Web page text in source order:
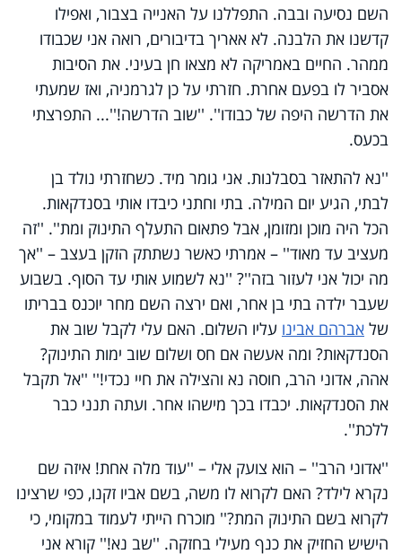
השם נסיעה ובבה. התפללנו על האנייה בצבור, ואפילו
קדשנו את הלבנה. לא אאריך בדיבורים, רואה אני שכבודו
ממהר. החיים באמריקה לא מצאו חן בעיני. את הסיבות
אסביר לו בפעם אחרת. חזרתי על כן לגרמניה, ואז שמעתי
את הדרשה היפה של כבודו''. ''שוב הדרשה!''... התפרצתי
בכעס.
''נא להתאזר בסבלנות. אני גומר מיד. כשחזרתי נולד בן
לבתי, הגיע יום המילה. בתי וחתני כיבדו אותי בסנדקאות.
הכל היה מוכן ומזומן, אבל פתאום התעלף התינוק ומת''. ''זה
מעציב עד מאוד'' – אמרתי כאשר נשתתק הזקן בעצב – ''אך
מה יכול אני לעזור בזה''? ''נא לשמוע אותי עד הסוף. בשבוע
שעבר ילדה בתי בן אחר, ואם ירצה השם מחר יוכנס בבריתו
של אברהם אבינו עליו השלום. האם עלי לקבל שוב את
הסנדקאות? ומה אעשה אם חס ושלום שוב ימות התינוק?
אהה, אדוני הרב, חוסה נא והצילה את חיי נכדי!'' ''אל תקבל
את הסנדקאות. יכבדו בכך מישהו אחר. ועתה תנני כבר
ללכת''.
''אדוני הרב'' – הוא צועק אלי – ''עוד מלה אחת! איזה שם
נקרא לילד? האם לקרוא לו משה, בשם אביו זקנו, כפי שרצינו
לקרוא בשם התינוק המת?'' מוכרח הייתי לעמוד במקומי, כי
הישיש החזיק את כנף מעילי בחזקה. ''שב נא!'' קורא אני